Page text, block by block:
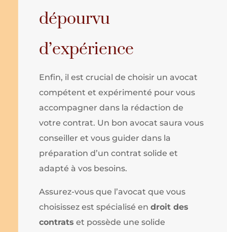
dépourvu
d’expérience
Enfin, il est crucial de choisir un avocat
compétent et expérimenté pour vous
accompagner dans la rédaction de
votre contrat. Un bon avocat saura vous
conseiller et vous guider dans la
préparation d’un contrat solide et
adapté à vos besoins.
Assurez-vous que l’avocat que vous
choisissez est spécialisé endroit des
contrats et possède une solide